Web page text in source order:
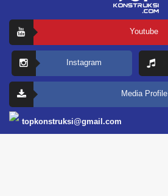
Youtube
Instagram
Media Profile
topkonstruksi@gmail.com